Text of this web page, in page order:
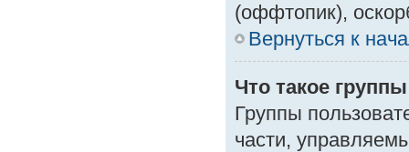
(оффтопик),
Вернуться к
Что такое
Группы
части,